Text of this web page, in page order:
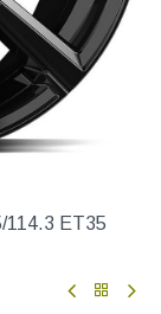
114.3 ET35